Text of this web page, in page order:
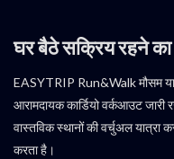
घर बैठे सक्रिय रहने का
EASYTRIP Run&Walk मौसम या
आरामदायक कार्डियो वर्कआउट
वास्तविक स्थानों की वर्चुअल यात्रा
करता है।